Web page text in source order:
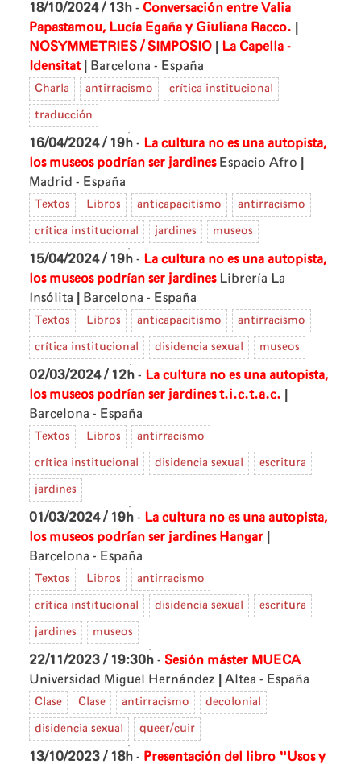
18/10/2024 / 13h - Conversación entre Valia
Papastamou, Lucía Egaña y Giuliana Racco.
NOSYMMETRIES / SIMPOSIO
La Capella -
Idensitat
Barcelona - España
Charla antirracismo crítica institucional
traducción
16/04/2024 / 19h - La cultura no es una autopista,
los museos podrían ser jardines Espacio Afro
Madrid - España
Textos Libros anticapacitismo antirracismo
crítica institucional jardines museos
15/04/2024 / 19h - La cultura no es una autopista,
los museos podrían ser jardines Librería La
Insólita
Barcelona - España
Textos Libros anticapacitismo antirracismo
crítica institucional disidencia sexual museos
02/03/2024 / 12h - La cultura no es una autopista,
los museos podrían ser jardines t.i.c.t.a.c.
Barcelona - España
Textos Libros antirracismo
crítica institucional disidencia sexual escritura
jardines
01/03/2024 / 19h - La cultura no es una autopista,
los museos podrían ser jardines Hangar
Barcelona - España
Textos Libros antirracismo
crítica institucional disidencia sexual escritura
jardines museos
22/11/2023 / 19:30h - Sesión máster MUECA
Universidad Miguel Hernández
Altea - España
Clase Clase antirracismo decolonial
disidencia sexual queer/cuir
13/10/2023 / 18h - Presentación del libro "Usos y